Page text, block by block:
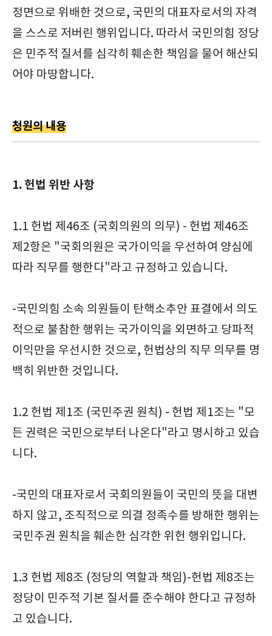
정면으로 위배한 것으로, 국민의 대표자로서의 자격
을 스스로 저버린 행위입니다. 따라서 국민의힘 정당
은 민주적 질서를 심각히 훼손한 책임을 물어 해산되
어야 마땅합니다.
청원의 내용
1. 헌법 위반 사항
1.1 헌법 제46조 (국회의원의 의무) - 헌법 제46조
제2항은 "국회의원은 국가이익을 우선하여 양심에
따라 직무를 행한다"라고 규정하고 있습니다.
-국민의힘 소속 의원들이 탄핵소추안 표결에서 의도
적으로 불참한 행위는 국가이익을 외면하고 당파적
이익만을 우선시한 것으로, 헌법상의 직무 의무를 명
백히 위반한 것입니다.
1.2 헌법 제1조 (국민주권 원칙) - 헌법 제1조는 "모
든 권력은 국민으로부터 나온다"라고 명시하고 있습
니다.
-국민의 대표자로서 국회의원들이 국민의 뜻을 대변
하지 않고, 조직적으로 의결 정족수를 방해한 행위는
국민주권 원칙을 훼손한 심각한 위헌 행위입니다.
1.3 헌법 제8조 (정당의 역할과 책임)-헌법 제8조는
정당이 민주적 기본 질서를 준수해야 한다고 규정하
고 있습니다.